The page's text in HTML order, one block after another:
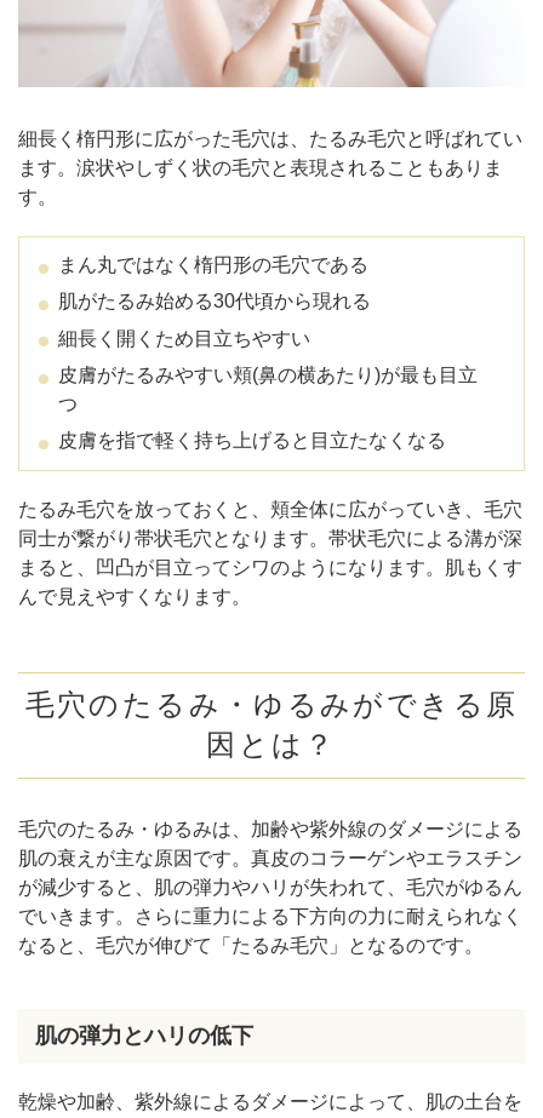
細長く楕円形に広がった毛穴は、たるみ毛穴と呼ばれてい
ます。涙状やしずく状の毛穴と表現されることもありま
す。
まん丸ではなく楕円形の毛穴である
肌がたるみ始める30代頃から現れる
細長く開くため目立ちやすい
皮膚がたるみやすい頬(鼻の横あたり)が最も目立
つ
皮膚を指で軽く持ち上げると目立たなくなる
たるみ毛穴を放っておくと、頬全体に広がっていき、毛穴
同士が繋がり帯状毛穴となります。帯状毛穴による溝が深
まると、凹凸が目立ってシワのようになります。肌もくす
んで見えやすくなります。
毛穴のたるみ・ゆるみができる原
因とは？
毛穴のたるみ・ゆるみは、加齢や紫外線のダメージによる
肌の衰えが主な原因です。真皮のコラーゲンやエラスチン
が減少すると、肌の弾力やハリが失われて、毛穴がゆるん
でいきます。さらに重力による下方向の力に耐えられなく
なると、毛穴が伸びて「たるみ毛穴」となるのです。
肌の弾力とハリの低下
乾燥や加齢、紫外線によるダメージによって、肌の土台を